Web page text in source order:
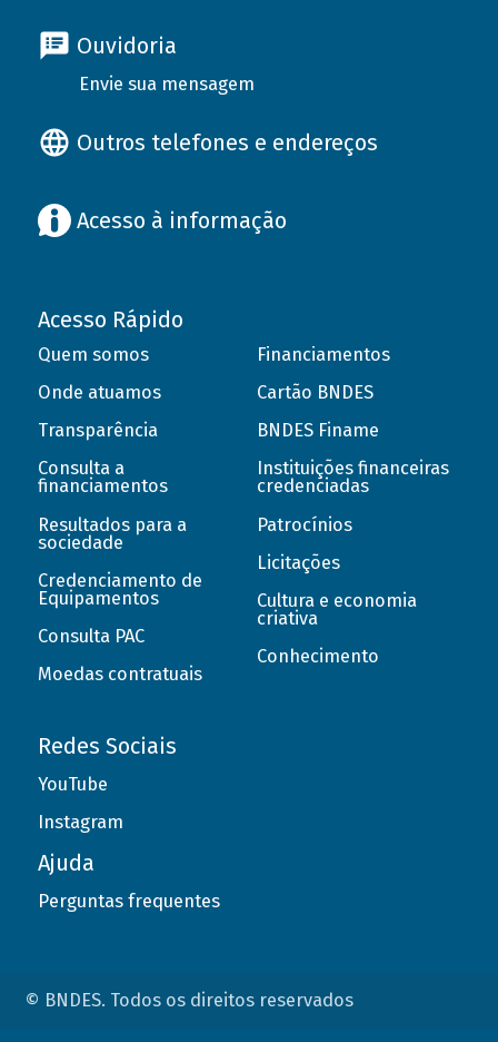
Ouvidoria
Envie sua mensagem
Outros telefones e endereços
Acesso à informação
Acesso Rápido
Quem somos
Onde atuamos
Transparência
Consulta a
financiamentos
Resultados para a
sociedade
Credenciamento de
Equipamentos
Consulta PAC
Moedas contratuais
Financiamentos
Cartão BNDES
BNDES Finame
Instituições financeiras
credenciadas
Patrocínios
Licitações
Cultura e economia
criativa
Conhecimento
Redes Sociais
YouTube
Instagram
Ajuda
Perguntas frequentes
© BNDES. Todos os direitos reservados